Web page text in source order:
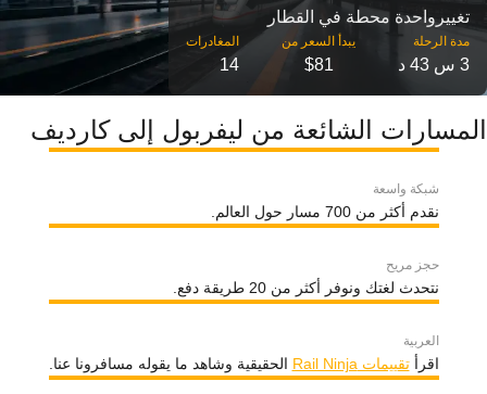
تغییرواحدة محطة في القطار
مدة الرحلة
3 س 43 د $81
14
المسارات الشائعة من ليفربول إلى كارديف
شبكة واسعة
نقدم أكثر من 700 مسار حول العالم.
حجز مريح
نتحدث لغتك ونوفر أكثر من 20 طريقة دفع.
العربية
اقرأتقييمات Rail Ninja الحقيقية وشاهد ما يقوله مسافرونا عنا.